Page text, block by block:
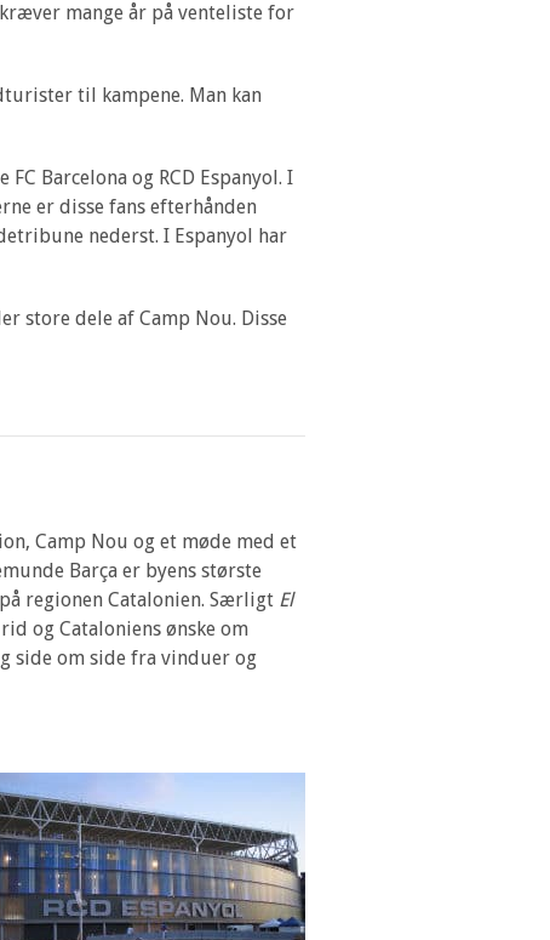
mange år på venteliste for
til kampene. Man kan
Barcelona og RCD Espanyol. I
er disse fans efterhånden
nederst. I Espanyol har
store dele af Camp Nou. Disse
Camp Nou og et møde med et
Barça er byens største
regionen Catalonien. Særligt El
og Cataloniens ønske om
side om side fra vinduer og